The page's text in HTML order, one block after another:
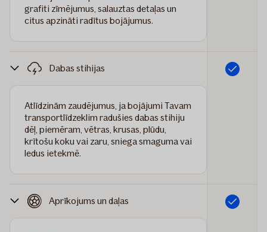
grafiti zīmējumus, salauztas detaļas un
citus apzināti radītus bojājumus.
Dabas stihijas
Atlīdzinām zaudējumus, ja bojājumi Tavam
transportlīdzeklim radušies dabas stihiju
dēļ, piemēram, vētras, krusas, plūdu,
krītošu koku vai zaru, sniega smaguma vai
ledus ietekmē.
Iekļauts
Aprīkojums un daļas Iekļauts